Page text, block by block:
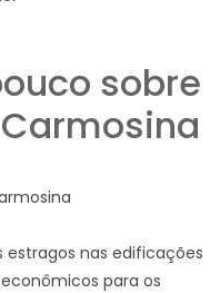
sobre
estragos nas edificações
para os